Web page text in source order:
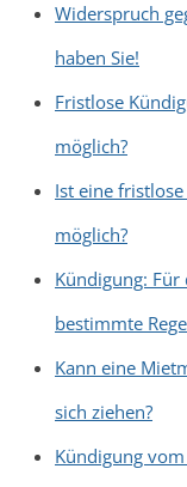
Widerspruch
haben Sie!
Fristlose
möglich?
Ist eine
möglich?
Kündigung:
bestimmte
Kann eine
sich ziehen?
Kündigung